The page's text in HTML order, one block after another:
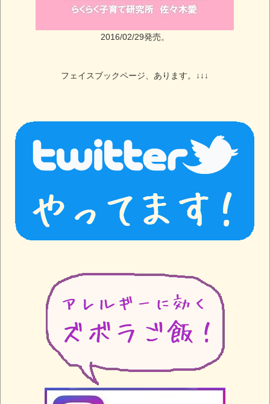
2016/02/29発売。
フェイスブックページ、あります。↓↓↓